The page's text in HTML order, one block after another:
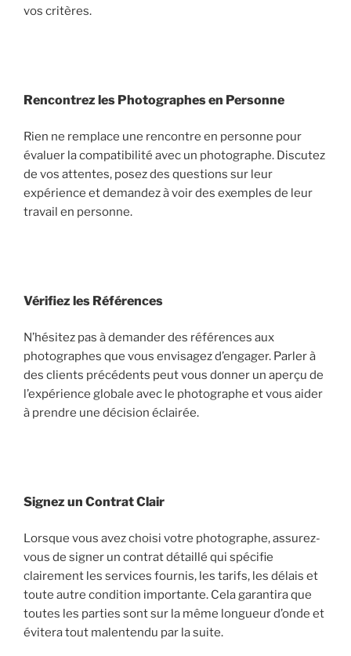
vos critères.
Rencontrez les Photographes en Personne
Rien ne remplace une rencontre en personne pour
évaluer la compatibilité avec un photographe. Discutez
de vos attentes, posez des questions sur leur
expérience et demandez à voir des exemples de leur
travail en personne.
Vérifiez les Références
N’hésitez pas à demander des références aux
photographes que vous envisagez d’engager. Parler à
des clients précédents peut vous donner un aperçu de
l’expérience globale avec le photographe et vous aider
à prendre une décision éclairée.
Signez un Contrat Clair
Lorsque vous avez choisi votre photographe, assurez-
vous de signer un contrat détaillé qui spécifie
clairement les services fournis, les tarifs, les délais et
toute autre condition importante. Cela garantira que
toutes les parties sont sur la même longueur d’onde et
évitera tout malentendu par la suite.